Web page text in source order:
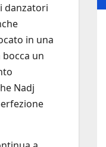
danzatori
in una
un
Nadj